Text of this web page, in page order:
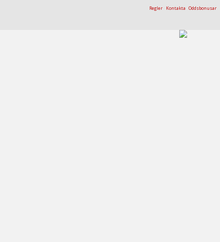
Regler Kontakta Oddsbonusar